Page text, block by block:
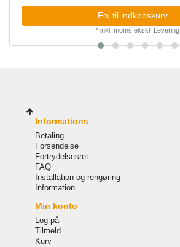
Foj til indkobskurv
* inkl. moms ekskl. Levering
Informations
Betaling
Forsendelse
Fortrydelsesret
FAQ
Installation og rengøring
Information
Min konto
Log på
Tilmeld
Kurv